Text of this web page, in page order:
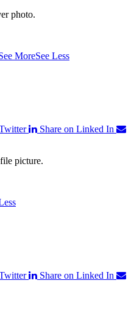
photo.
MoreSee Less
Share on Linked In
picture.
Share on Linked In